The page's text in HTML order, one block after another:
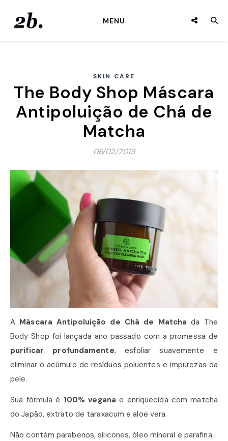
MENU
SKIN CARE
The Body Shop Máscara
Antipoluição de Chá de
Matcha
06/02/2019
A Máscara Antipoluição de Chá de Matcha da The
Body Shop foi lançada ano passado com a promessa de
purificar profundamente, esfoliar suavemente e
eliminar o acúmulo de resíduos poluentes e impurezas da
pele.
Sua fórmula é 100% vegana e enriquecida com matcha
do Japão, extrato de taraxacum e aloe vera.
Não contém parabenos, silicones, óleo mineral e parafina.